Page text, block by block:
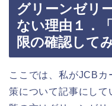
グリーンゼリ
ない理由１．
限の確認して
ここでは、私がJCB
策について記事にし